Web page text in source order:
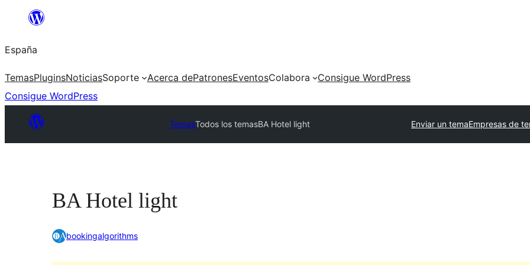
Saltar
contenido
España
TemasPluginsNoticiasSoporte Acerca dePatronesEventosColabora
Consigue WordPress
Consigue WordPress
TemasTodos los temasBA Hotel light Enviar un temaEmpresas de
BA Hotel light
bookingalgorithms